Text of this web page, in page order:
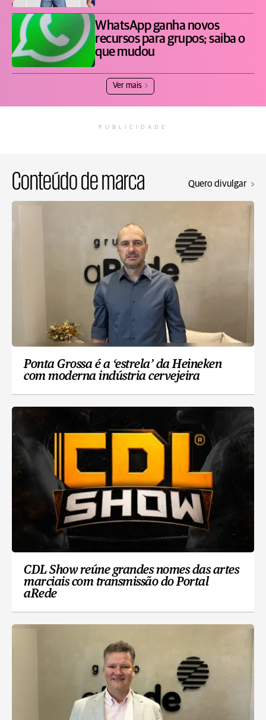
WhatsApp ganha novos
recursos para grupos; saiba o
que mudou
Ver mais
PUBLICIDADE
Conteúdo de marca Quero divulgar
Ponta Grossa é a ‘estrela’ da Heineken
com moderna indústria cervejeira
CDL Show reúne grandes nomes das artes
marciais com transmissão do Portal
aRede